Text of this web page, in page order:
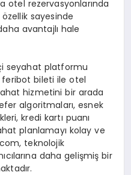
otel rezervasyonlarında
özellik sayesinde
avantajlı hale
seyahat platformu
bileti ile otel
hizmetini bir arada
algoritmaları, esnek
kredi kartı puanı
planlamayı kolay ve
teknolojik
daha gelişmiş bir